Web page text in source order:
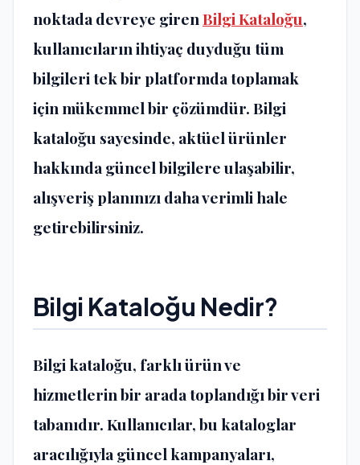
noktada devreye girenBilgi Kataloğu,
kullanıcıların ihtiyaç duyduğu tüm
bilgileri tek bir platformda toplamak
için mükemmel bir çözümdür. Bilgi
kataloğu sayesinde, aktüel ürünler
hakkında güncel bilgilere ulaşabilir,
alışveriş planınızı daha verimli hale
getirebilirsiniz.
Bilgi Kataloğu Nedir?
Bilgi kataloğu, farklı ürün ve
hizmetlerin bir arada toplandığı bir veri
tabanıdır. Kullanıcılar, bu kataloglar
aracılığıyla güncel kampanyaları,